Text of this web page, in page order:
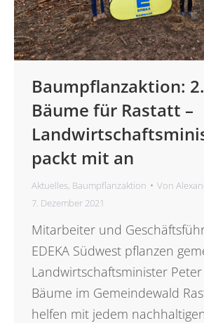
Baumpflanzaktion:
Bäume für Rastatt –
packt mit an
Aktuelles, Baumpflanzaktion Von
7. Dezember 2021
Mitarbeiter und
EDEKA Südwest pflanzen
Landwirtschaftsminister
Bäume im Gemeindewald
helfen mit jedem